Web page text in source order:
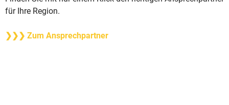
für Ihre Region.
❯❯❯ Zum Ansprechpartner